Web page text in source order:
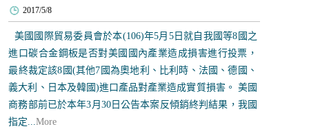
2017/5/8
美國國際貿易委員會於本(106)年5月5日就自我國等8國之
進口碳合金鋼板是否對美國國內產業造成損害進行投票，
最終裁定該8國(其他7國為奧地利、比利時、法國、德國、
義大利、日本及韓國)進口產品對產業造成實質損害。 美國
商務部前已於本年3月30日公告本案反傾銷終判結果，我國
指定...More